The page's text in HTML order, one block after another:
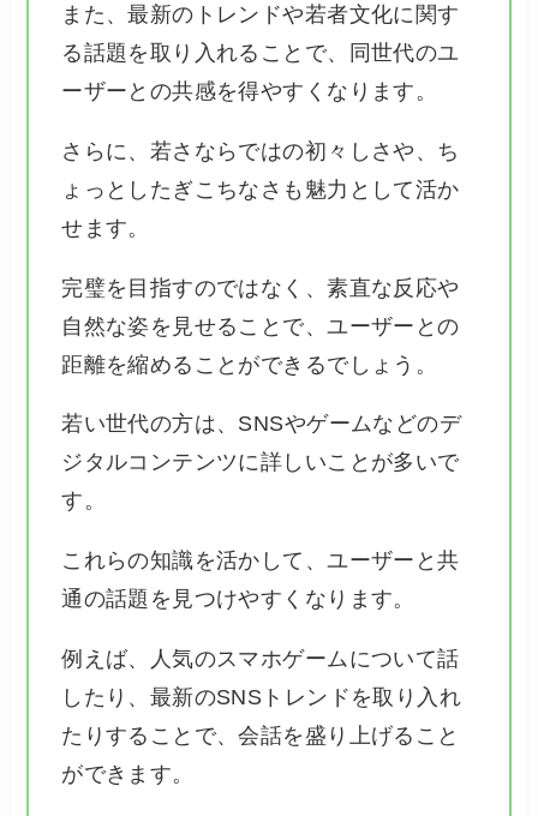
また、最新のトレンドや若者文化に関す
る話題を取り入れることで、同世代のユ
ーザーとの共感を得やすくなります。
さらに、若さならではの初々しさや、ち
ょっとしたぎこちなさも魅力として活か
せます。
完璧を目指すのではなく、素直な反応や
自然な姿を見せることで、ユーザーとの
距離を縮めることができるでしょう。
若い世代の方は、SNSやゲームなどのデ
ジタルコンテンツに詳しいことが多いで
す。
これらの知識を活かして、ユーザーと共
通の話題を見つけやすくなります。
例えば、人気のスマホゲームについて話
したり、最新のSNSトレンドを取り入れ
たりすることで、会話を盛り上げること
ができます。